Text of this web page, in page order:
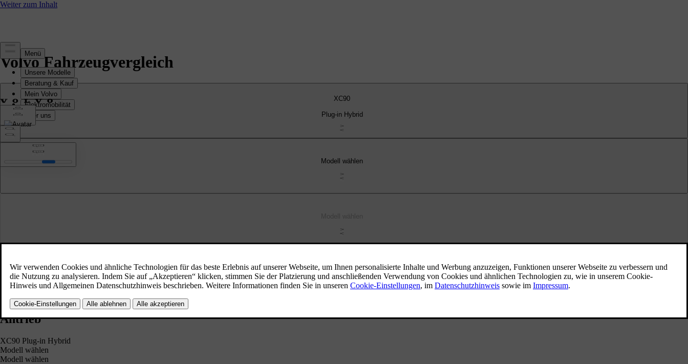
Volvo Fahrzeugvergleich
XC90
Plug-in Hybrid
Modell wählen
Modell wählen
Modell wählen
ENTDECKEN SIE DEN XC90Konfigurieren Sie Ihr Fahrzeug
Antrieb
XC90 Plug-in Hybrid
Modell wählen
Modell wählen